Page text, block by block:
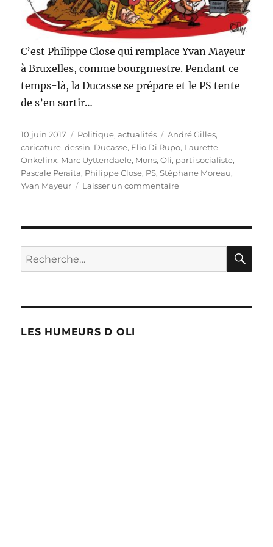
C’est Philippe Close qui remplace Yvan Mayeur
à Bruxelles, comme bourgmestre. Pendant ce
temps-là, la Ducasse se prépare et le PS tente
de s’en sortir…
Publié
le
10 juin 2017 Catégories
Politique, actualités Étiquettes
André Gilles,
caricature,dessin, Ducasse, Elio Di Rupo, Laurette
Onkelinx, Marc Uyttendaele, Mons,Oli, parti socialiste,
Pascale Peraita, Philippe Close, PS,Stéphane Moreau,
Yvan Mayeur
Laisser un commentairesur
Mayeur
Bruxelles
Recherche
pour :
LES HUMEURS D OLI